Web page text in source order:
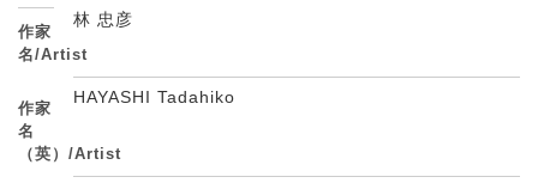
作家
名/Artist
林 忠彦
作家
名
（英）/Artist
HAYASHI Tadahiko